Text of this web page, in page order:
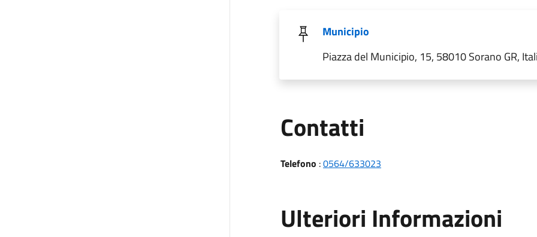
Municipio
Piazza del Municipio, 15, 58010 Sorano GR,
Contatti
Telefono :0564/633023
Ulteriori Informazioni